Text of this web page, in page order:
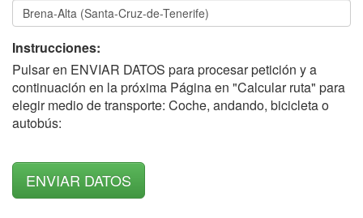
Instrucciones:
Pulsar en ENVIAR DATOS para procesar petición y a
continuación en la próxima Página en "Calcular ruta" para
elegir medio de transporte: Coche, andando, bicicleta o
autobús: